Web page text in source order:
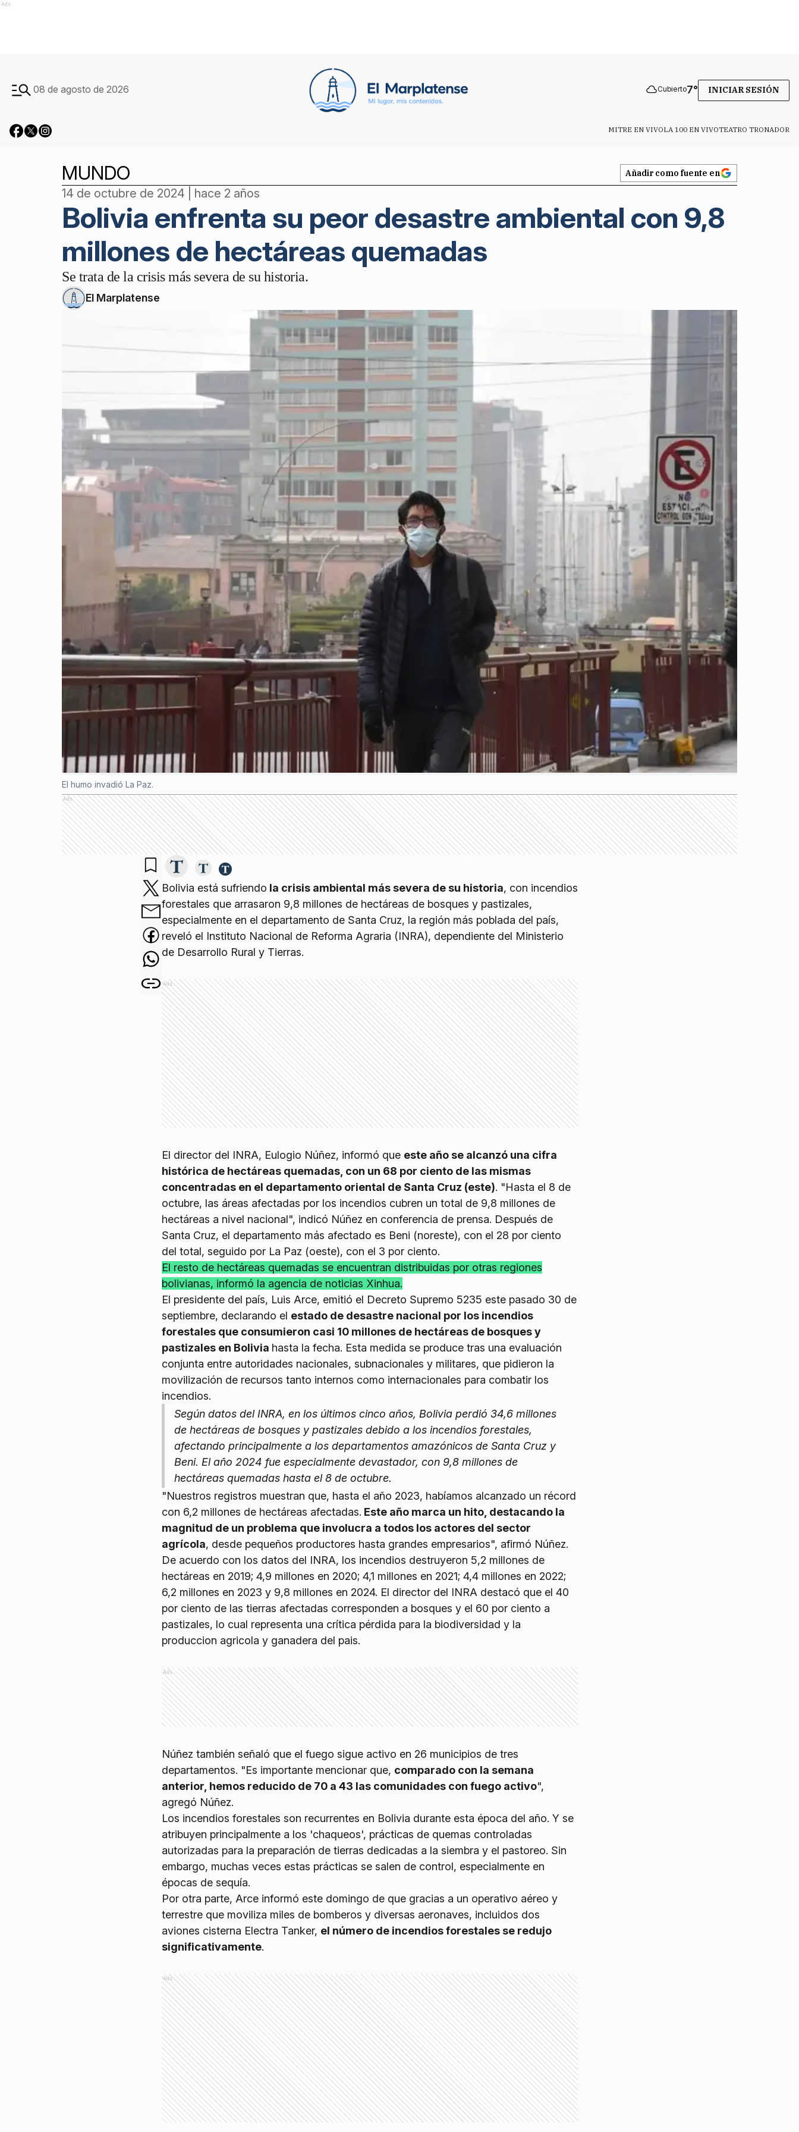
Ads
08 de agosto de 2026 Cubierto7° INICIAR SESIÓN
MITRE EN VIVOLA 100 EN VIVOTEATRO TRONADOR
MUNDO Añadir como fuente en
14 de octubre de 2024 | hace 2 años
Bolivia enfrenta su peor desastre ambiental con 9,8
millones de hectáreas quemadas
Se trata de la crisis más severa de su historia.
El Marplatense
El humo invadió La Paz.
Ads
Bolivia está sufriendo la crisis ambiental más severa de su historia, con incendios
forestales que arrasaron 9,8 millones de hectáreas de bosques y pastizales,
especialmente en el departamento de Santa Cruz, la región más poblada del país,
reveló el Instituto Nacional de Reforma Agraria (INRA), dependiente del Ministerio
de Desarrollo Rural y Tierras.
Ads
El director del INRA, Eulogio Núñez, informó que este año se alcanzó una cifra
histórica de hectáreas quemadas, con un 68 por ciento de las mismas
concentradas en el departamento oriental de Santa Cruz (este). "Hasta el 8 de
octubre, las áreas afectadas por los incendios cubren un total de 9,8 millones de
hectáreas a nivel nacional", indicó Núñez en conferencia de prensa. Después de
Santa Cruz, el departamento más afectado es Beni (noreste), con el 28 por ciento
del total, seguido por La Paz (oeste), con el 3 por ciento.
El resto de hectáreas quemadas se encuentran distribuidas por otras regiones
bolivianas, informó la agencia de noticias Xinhua.
El presidente del país, Luis Arce, emitió el Decreto Supremo 5235 este pasado 30 de
septiembre, declarando el estado de desastre nacional por los incendios
forestales que consumieron casi 10 millones de hectáreas de bosques y
pastizales en Bolivia hasta la fecha. Esta medida se produce tras una evaluación
conjunta entre autoridades nacionales, subnacionales y militares, que pidieron la
movilización de recursos tanto internos como internacionales para combatir los
incendios.
Según datos del INRA, en los últimos cinco años, Bolivia perdió 34,6 millones
de hectáreas de bosques y pastizales debido a los incendios forestales,
afectando principalmente a los departamentos amazónicos de Santa Cruz y
Beni. El año 2024 fue especialmente devastador, con 9,8 millones de
hectáreas quemadas hasta el 8 de octubre.
"Nuestros registros muestran que, hasta el año 2023, habíamos alcanzado un récord
con 6,2 millones de hectáreas afectadas. Este año marca un hito, destacando la
magnitud de un problema que involucra a todos los actores del sector
agrícola, desde pequeños productores hasta grandes empresarios", afirmó Núñez.
De acuerdo con los datos del INRA, los incendios destruyeron 5,2 millones de
hectáreas en 2019; 4,9 millones en 2020; 4,1 millones en 2021; 4,4 millones en 2022;
6,2 millones en 2023 y 9,8 millones en 2024. El director del INRA destacó que el 40
por ciento de las tierras afectadas corresponden a bosques y el 60 por ciento a
pastizales, lo cual representa una crítica pérdida para la biodiversidad y la
produccion agricola y ganadera del pais.
Ads
Núñez también señaló que el fuego sigue activo en 26 municipios de tres
departamentos. "Es importante mencionar que, comparado con la semana
anterior, hemos reducido de 70 a 43 las comunidades con fuego activo",
agregó Núñez.
Los incendios forestales son recurrentes en Bolivia durante esta época del año. Y se
atribuyen principalmente a los 'chaqueos', prácticas de quemas controladas
autorizadas para la preparación de tierras dedicadas a la siembra y el pastoreo. Sin
embargo, muchas veces estas prácticas se salen de control, especialmente en
épocas de sequía.
Por otra parte, Arce informó este domingo de que gracias a un operativo aéreo y
terrestre que moviliza miles de bomberos y diversas aeronaves, incluidos dos
aviones cisterna Electra Tanker, el número de incendios forestales se redujo
significativamente.
Ads